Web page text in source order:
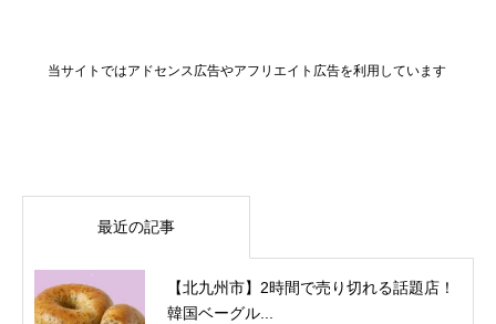
当サイトではアドセンス広告やアフリエイト広告を利用しています
最近の記事
【北九州市】2時間で売り切れる話題店！
韓国ベーグル...